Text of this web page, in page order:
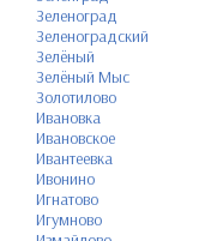
Зеленоград
Зеленоградский
Зелёный
Зелёный Мыс
Золотилово
Ивановка
Ивановское
Ивантеевка
Ивонино
Игнатово
Игумново